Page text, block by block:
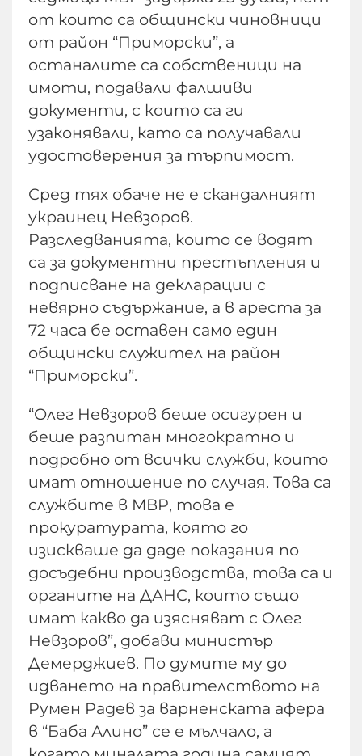
от които са общински чиновници
от район “Приморски”, а
останалите са собственици на
имоти, подавали фалшиви
документи, с които са ги
узаконявали, като са получавали
удостоверения за търпимост.
Сред тях обаче не е скандалният
украинец Невзоров.
Разследванията, които се водят
са за документни престъпления и
подписване на декларации с
невярно съдържание, а в ареста за
72 часа бе оставен само един
общински служител на район
“Приморски”.
“Олег Невзоров беше осигурен и
беше разпитан многократно и
подробно от всички служби, които
имат отношение по случая. Това са
службите в МВР, това е
прокуратурата, която го
изискваше да даде показания по
досъдебни производства, това са и
органите на ДАНС, които също
имат какво да изясняват с Олег
Невзоров”, добави министър
Демерджиев. По думите му до
идването на правителството на
Румен Радев за варненската афера
в “Баба Алино” се е мълчало, а